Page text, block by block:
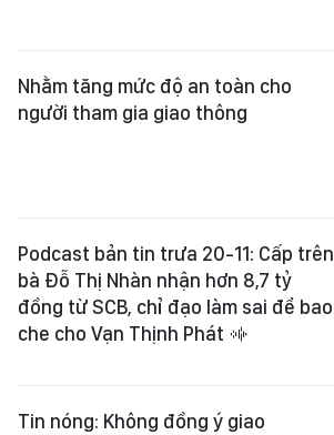
Nhằm tăng mức độ an toàn cho
người tham gia giao thông
Podcast bản tin trưa 20-11: Cấp trên
bà Đỗ Thị Nhàn nhận hơn 8,7 tỷ
đồng từ SCB, chỉ đạo làm sai để bao
che cho Vạn Thịnh Phát
Tin nóng: Không đồng ý giao